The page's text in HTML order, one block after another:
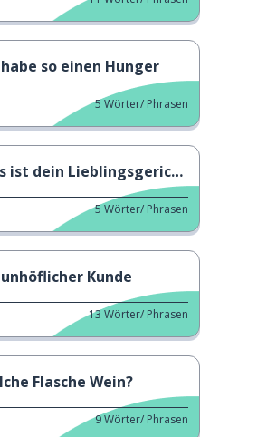
so einen Hunger
5Wörter/ Phrasen
ist dein Lieblingsgericht?
5Wörter/ Phrasen
unhöflicher Kunde
13Wörter/ Phrasen
Flasche Wein?
9Wörter/ Phrasen